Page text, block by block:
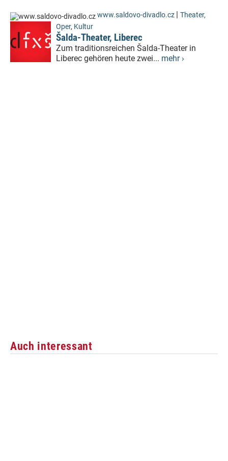
www.saldovo-divadlo.cz | Theater,
Oper, Kultur
Šalda-Theater, Liberec
Zum traditionsreichen Šalda-Theater in
Liberec gehören heute zwei... mehr ›
Auch interessant